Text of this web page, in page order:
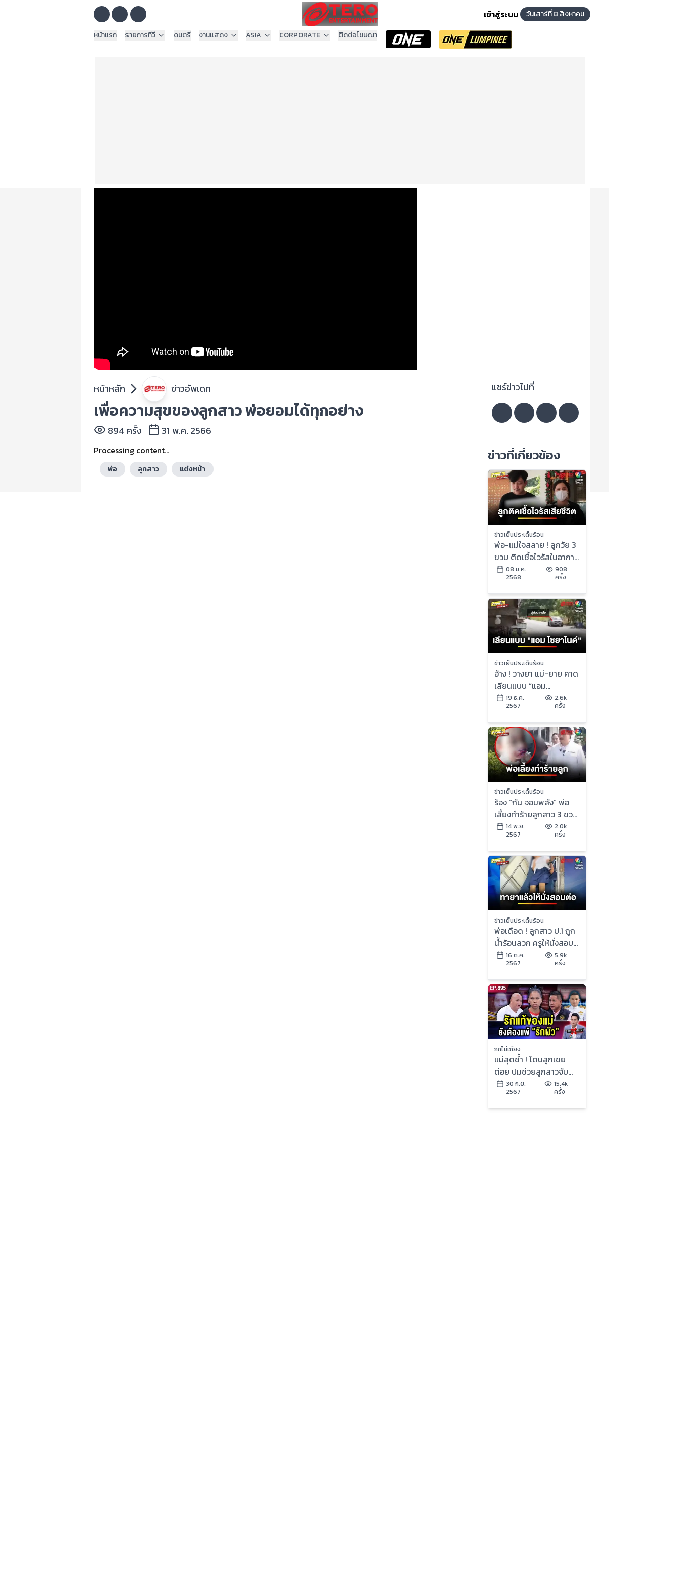
เข้าสู่ระบบ
วันเสาร์ที่ 8 สิงหาคม
หน้าแรก
รายการทีวี ดนตรี งานแสดง ASIA CORPORATE ติดต่อโฆษณา
หน้าหลัก ข่าวอัพเดท
เพื่อความสุขของลูกสาว พ่อยอมได้ทุกอย่าง
894 ครั้ง 31 พ.ค. 2566
Processing content...
พ่อ ลูกสาว แต่งหน้า
แชร์ข่าวไปที่
ข่าวที่เกี่ยวข้อง
ข่าวเย็นประเด็นร้อน
พ่อ-แม่ใจสลาย ! ลูกวัย 3
ขวบ ติดเชื้อไวรัสในอากาศ
เสียชีวิต | ข่าวเย็นประเด็น
ร้อน
08 ม.ค.
2568
908
ครั้ง
ข่าวเย็นประเด็นร้อน
อ้าง ! วางยา แม่-ยาย คาด
เลียนแบบ “แอม
ไซยาไนด์” | ข่าวเย็น
ประเด็นร้อน
19 ธ.ค.
2567
2.6k
ครั้ง
ข่าวเย็นประเด็นร้อน
ร้อง “กัน จอมพลัง” พ่อ
เลี้ยงทำร้ายลูกสาว 3 ขวบ
แผลเต็มตัว | ข่าวเย็น
ประเด็นร้อน
14 พ.ย.
2567
2.0k
ครั้ง
ข่าวเย็นประเด็นร้อน
พ่อเดือด ! ลูกสาว ป.1 ถูก
น้ำร้อนลวก ครูให้นั่งสอบ
ต่อ ไม่พาไป รพ. | ข่าวเย็น
ประเด็นร้อน
16 ต.ค.
2567
5.9k
ครั้ง
ถกไม่เถียง
แม่สุดช้ำ ! โดนลูกเขย
ต่อย ปมช่วยลูกสาวจับ
“กิ๊ก” คดีพลิก ลูกสาวเข้า
ข้างผัว ?
30 ก.ย.
2567
15.4k
ครั้ง